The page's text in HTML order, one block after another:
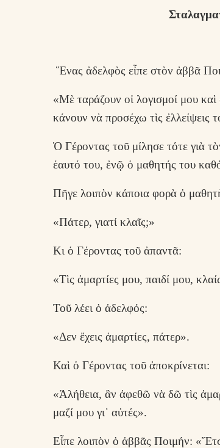
Ἕνας ἀδελφὸς εἶπε στὸν ἀββᾶ
«Μὲ ταράζουν οἱ λογισμοί μου
κάνουν νὰ προσέχω τὶς ἐλλείψεις
Ὁ Γέροντας τοῦ μίλησε τότε γιὰ
ἑαυτό του, ἐνῷ ὁ μαθητής του
Πῆγε λοιπὸν κάποια φορὰ ὁ
«Πάτερ, γιατί κλαῖς;»
Κι ὁ Γέροντας τοῦ ἀπαντᾶ:
«Τὶς ἁμαρτίες μου, παιδί μου,
Τοῦ λέει ὁ ἀδελφός:
«Δεν ἔχεις ἁμαρτίες, πάτερ».
Καὶ ὁ Γέροντας τοῦ ἀποκρίνεται:
«Ἀλήθεια, ἂν ἀφεθῶ νὰ δῶ τὶς
μαζί μου γι᾿ αὐτές».
Εἶπε λοιπὸν ὁ ἀββᾶς Ποιμήν: